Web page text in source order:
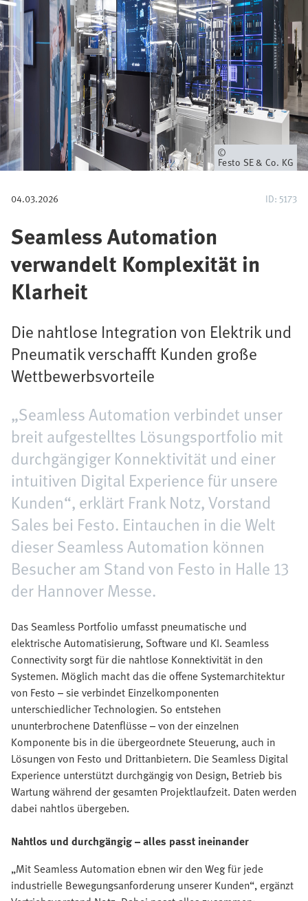
i
g
a
t
i
o
n
Eigentümer
Festo SE & Co. KG
04.03.2026 ID: 5173
Seamless Automation
verwandelt Komplexität in
Klarheit
Die nahtlose Integration von Elektrik und
Pneumatik verschafft Kunden große
Wettbewerbsvorteile
„Seamless Automation verbindet unser
breit aufgestelltes Lösungsportfolio mit
durchgängiger Konnektivität und einer
intuitiven Digital Experience für unsere
Kunden“, erklärt Frank Notz, Vorstand
Sales bei Festo. Eintauchen in die Welt
dieser Seamless Automation können
Besucher am Stand von Festo in Halle 13
der Hannover Messe.
Das Seamless Portfolio umfasst pneumatische und
elektrische Automatisierung, Software und KI. Seamless
Connectivity sorgt für die nahtlose Konnektivität in den
Systemen. Möglich macht das die offene Systemarchitektur
von Festo – sie verbindet Einzelkomponenten
unterschiedlicher Technologien. So entstehen
ununterbrochene Datenflüsse – von der einzelnen
Komponente bis in die übergeordnete Steuerung, auch in
Lösungen von Festo und Drittanbietern. Die Seamless Digital
Experience unterstützt durchgängig von Design, Betrieb bis
Wartung während der gesamten Projektlaufzeit. Daten werden
dabei nahtlos übergeben.
Nahtlos und durchgängig – alles passt ineinander
„Mit Seamless Automation ebnen wir den Weg für jede
industrielle Bewegungsanforderung unserer Kunden“, ergänzt